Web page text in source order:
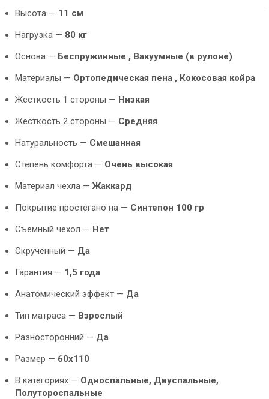
Высота — 11 см
Нагрузка — 80 кг
Основа — Беспружинные , Вакуумные (в рулоне)
Материалы — Ортопедическая пена , Кокосовая койра
Жесткость 1 стороны — Низкая
Жесткость 2 стороны — Средняя
Натуральность — Смешанная
Степень комфорта — Очень высокая
Материал чехла — Жаккард
Покрытие простегано на — Синтепон 100 гр
Съемный чехол — Нет
Скрученный — Да
Гарантия — 1,5 года
Анатомический эффект — Да
Тип матраса — Взрослый
Разносторонний — Да
Размер — 60х110
В категориях — Односпальные, Двуспальные,
Полутороспальные